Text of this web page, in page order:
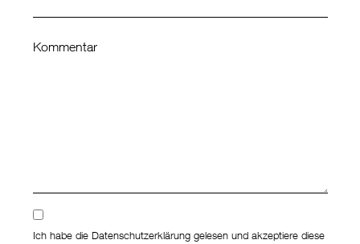
Kommentar
Ich habe die Datenschutzerklärung gelesen und akzeptiere diese